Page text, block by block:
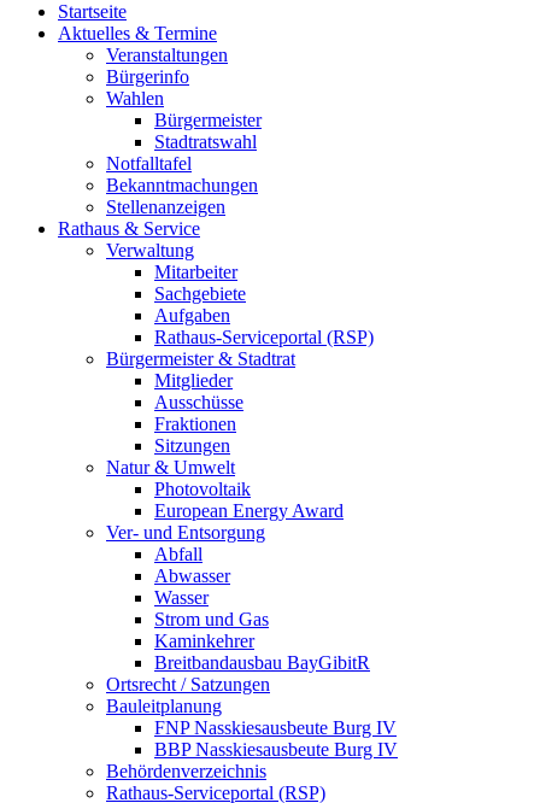
Startseite
Aktuelles & Termine
Veranstaltungen
Bürgerinfo
Wahlen
Bürgermeister
Stadtratswahl
Notfalltafel
Bekanntmachungen
Stellenanzeigen
Rathaus & Service
Verwaltung
Mitarbeiter
Sachgebiete
Aufgaben
Rathaus-Serviceportal (RSP)
Bürgermeister & Stadtrat
Mitglieder
Ausschüsse
Fraktionen
Sitzungen
Natur & Umwelt
Photovoltaik
European Energy Award
Ver- und Entsorgung
Abfall
Abwasser
Wasser
Strom und Gas
Kaminkehrer
Breitbandausbau BayGibitR
Ortsrecht / Satzungen
Bauleitplanung
FNP Nasskiesausbeute Burg IV
BBP Nasskiesausbeute Burg IV
Behördenverzeichnis
Rathaus-Serviceportal (RSP)